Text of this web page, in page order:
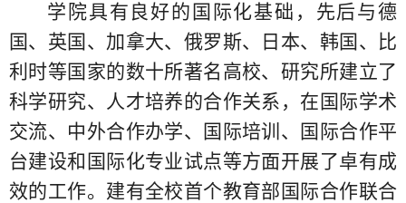
学院具有良好的国际化基础，先后与德
国、英国、加拿大、俄罗斯、日本、韩国、比
利时等国家的数十所著名高校、研究所建立了
科学研究、人才培养的合作关系，在国际学术
交流、中外合作办学、国际培训、国际合作平
台建设和国际化专业试点等方面开展了卓有成
效的工作。建有全校首个教育部国际合作联合